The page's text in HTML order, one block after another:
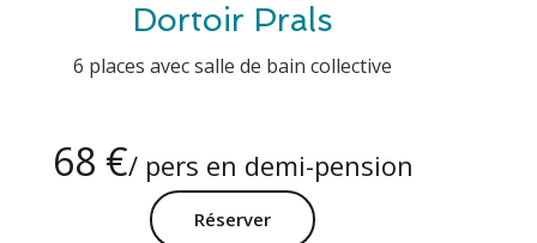
Dortoir Prals
6 places avec salle de bain collective
68 €/ pers en demi-pension
Réserver